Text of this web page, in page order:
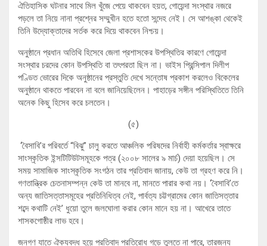
ঐতিহাসিক ঘটনার সাথে মিল খুঁজে পেয়ে থাকবেন হয়ত, গোয়েন্দা সংস্থার নজরে
পড়লে তা নিয়ে নানা প্রশ্নের সম্মুখীন হতে হতো সন্দেহ নেই। সে আশঙ্কা থেকেই
তিনি উদ্যোক্তাদের সর্তক করে দিয়ে থাকবেন নিশ্চয়।
অনুষ্ঠানে প্রধান অতিথি হিসেবে জেলা প্রশাসকের উপস্থিতির কারণে গোয়েন্দা
সংস্থার চরদের কোন উপস্থিতি বা তৎপরতা ছিল না। ভাইস প্রিন্সিপাল দিলীপ
পণ্ডিত ভোরের দিকে অনুষ্ঠানের প্রস্তুতি দেখে সন্তোষ প্রকাশ করলেও বিকেলের
অনুষ্ঠানে থাকতে পারবেন না বলে জানিয়েছিলেন। পাহাড়ের সঙ্গীন পরিস্থিতিতে তিনি
অনেক কিছু হিসেব করে চলতেন।
(৫)
‘বৈসাবি’র পরিবর্তে “বিঝু” চালু করতে আঞ্চলিক পরিষদের নির্বাহী কর্মকর্তার স্বাক্ষরে
সাংস্কৃতিক ইন্সটিটিউটসমূহকে পত্র (২০০৮ সালের ৯ মার্চ) দেয়া হয়েছিল। সে
সময় সামাজিক সাংস্কৃতিক সংগঠন তার প্রতিবাদ জানায়, কেউ তা গ্রহণ করে নি।
গণতান্ত্রিক চেতনাসম্পন্ন কেউ তা মানবে না, মানতে পারার কথা নয়। ‘বৈসাবি’তে
অন্য জাতিসত্তাসমূহের প্রতিনিধিত্ব নেই, পার্বত্য চট্টগ্রামের কোন জাতিসত্তার
শব্দে কথাটি নেই’ ধুয়ো তুলে জলঘোলা করার কোন মানে হয় না। আখেরে তাতে
শাসকগোষ্ঠীর লাভ হবে।
জনগণ যাতে ঐক্যবদ্ধ হয়ে প্রতিবাদ প্রতিরোধ গড়ে তুলতে না পারে, তারজন্য